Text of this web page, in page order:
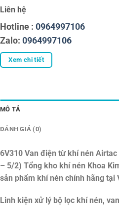
Liên hệ
Hotline : 0964997106
Zalo: 0964997106
Xem chi tiết
MÔ TẢ
ĐÁNH GIÁ (0)
6V310 Van điện từ khí nén
– 5/2) Tổng kho khí nén Khoa
sản phẩm khí nén chính hãng tại
Linh kiện xử lý bộ lọc khí nén,